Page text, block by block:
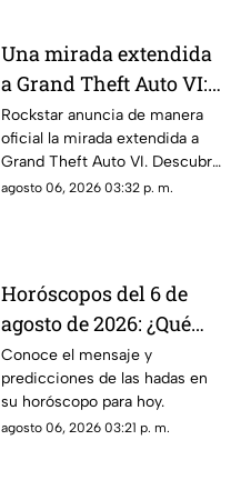
Una mirada extendida
a Grand Theft Auto VI:
¿Cuándo, dónde y a qué
hora de México se
estrena este adelanto
de GTA?
Rockstar anuncia de manera
oficial la mirada extendida a
Grand Theft Auto VI. Descubre
fecha, horario, dónde verla y
agosto 06, 2026 03:32 p. m.
Horóscopos del 6 de
agosto de 2026: ¿Qué
revelan las hadas hoy?
Conoce el mensaje y
predicciones de las hadas en
su horóscopo para hoy.
agosto 06, 2026 03:21 p. m.